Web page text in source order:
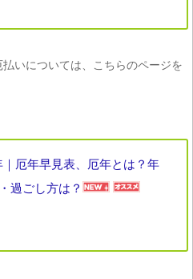
いについては、こちらのページを
｜厄年早見表、厄年とは？年
過ごし方は？